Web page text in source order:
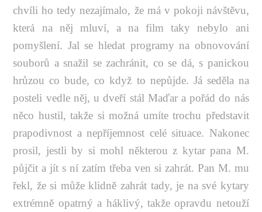
chvíli ho tedy nezajímalo, že má v pokoji návštěvu,
která na něj mluví, a na film taky nebylo ani
pomyšlení. Jal se hledat programy na obnovování
souborů a snažil se zachránit, co se dá, s panickou
hrůzou co bude, co když to nepůjde. Já seděla na
posteli vedle něj, u dveří stál Maďar a pořád do nás
něco hustil, takže si možná umíte trochu představit
prapodivnost a nepříjemnost celé situace. Nakonec
prosil, jestli by si mohl některou z kytar pana M.
půjčit a jít s ní zatím třeba ven si zahrát. Pan M. mu
řekl, že si může klidně zahrát tady, je na své kytary
extrémně opatrný a háklivý, takže opravdu netouží